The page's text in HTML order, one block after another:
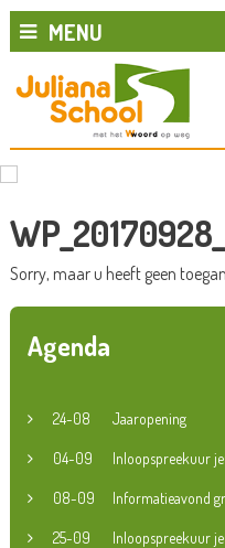
MENU
Sorry, maar u heeft geen
Agenda
24-08 Jaaropening
04-09 Inloopspreekuur
08-09 Informatieavond
25-09 Inloopspreekuur